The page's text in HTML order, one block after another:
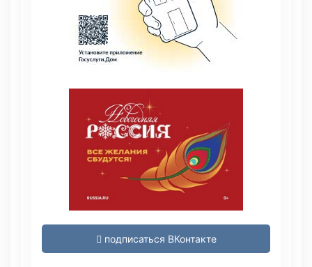
подписаться ВКонтакте